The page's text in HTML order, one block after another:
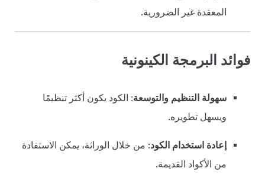
المعقدة غير الضرورية.
فوائد البرمجة الكينونية
سهولة التنظيم والتوسعة: الكود يكون أكثر تنظيمًا
ويسهل تطويره.
إعادة استخدام الكود: من خلال الوراثة، يمكن الاستفادة
من الأكواد القديمة.